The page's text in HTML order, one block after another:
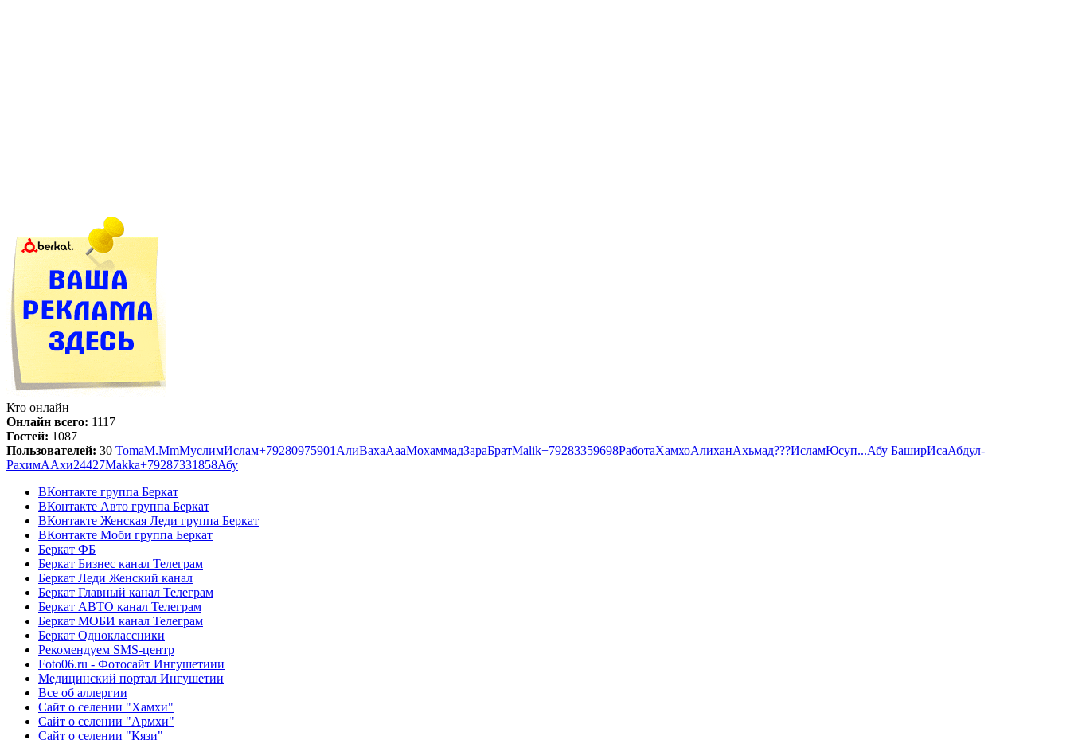
Кто онлайн
Онлайн всего: 1117
Гостей: 1087
Пользователей: 30 TomaМ.MmМуслимИслам+79280975901 АлиВахаАааМохаммадЗараБратMalik+79283359698РаботаХамхоАлиханАхьмад???ИсламЮсуп...Абу БаширИсаАбдул-
РахимAАхи24427Makka+79287331858Абу
ВКонтакте группа Беркат
ВКонтакте Авто группа Беркат
ВКонтакте Женская Леди группа Беркат
ВКонтакте Моби группа Беркат
Беркат ФБ
Беркат Бизнес канал Телеграм
Беркат Леди Женский канал
Беркат Главный канал Телеграм
Беркат АВТО канал Телеграм
Беркат МОБИ канал Телеграм
Беркат Одноклассники
Рекомендуем SMS-центр
Foto06.ru - Фотосайт Ингушетиии
Медицинский портал Ингушетии
Все об аллергии
Сайт о селении "Хамхи"
Сайт о селении "Армхи"
Сайт о селении "Кязи"